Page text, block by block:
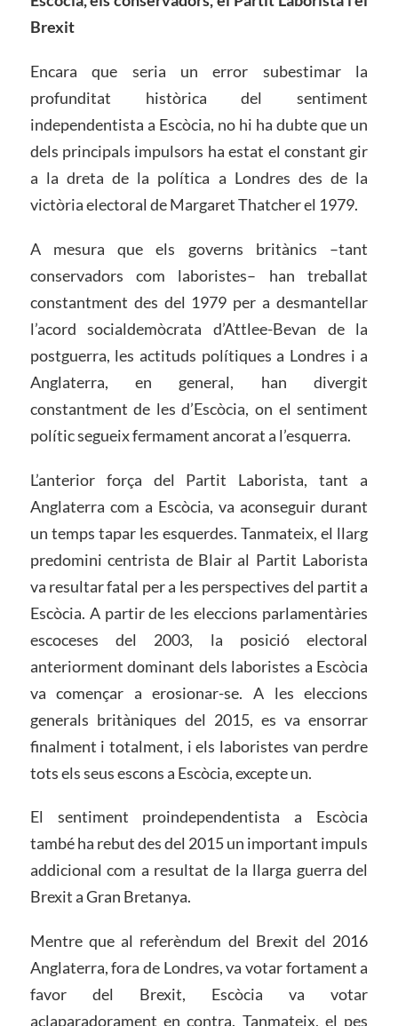
Brexit
Encara que seria un error subestimar la
profunditat històrica del sentiment
independentista a Escòcia, no hi ha dubte que un
dels principals impulsors ha estat el constant gir
a la dreta de la política a Londres des de la
victòria electoral de Margaret Thatcher el 1979.
A mesura que els governs britànics –tant
conservadors com laboristes– han treballat
constantment des del 1979 per a desmantellar
l’acord socialdemòcrata d’Attlee-Bevan de la
postguerra, les actituds polítiques a Londres i a
Anglaterra, en general, han divergit
constantment de les d’Escòcia, on el sentiment
polític segueix fermament ancorat a l’esquerra.
L’anterior força del Partit Laborista, tant a
Anglaterra com a Escòcia, va aconseguir durant
un temps tapar les esquerdes. Tanmateix, el llarg
predomini centrista de Blair al Partit Laborista
va resultar fatal per a les perspectives del partit a
Escòcia. A partir de les eleccions parlamentàries
escoceses del 2003, la posició electoral
anteriorment dominant dels laboristes a Escòcia
va començar a erosionar-se. A les eleccions
generals britàniques del 2015, es va ensorrar
finalment i totalment, i els laboristes van perdre
tots els seus escons a Escòcia, excepte un.
El sentiment proindependentista a Escòcia
també ha rebut des del 2015 un important impuls
addicional com a resultat de la llarga guerra del
Brexit a Gran Bretanya.
Mentre que al referèndum del Brexit del 2016
Anglaterra, fora de Londres, va votar fortament a
favor del Brexit, Escòcia va votar
aclaparadorament en contra. Tanmateix, el pes